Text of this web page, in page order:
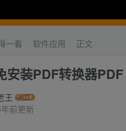
一看 软件应用 正文
安装PDF转换器PDF
王
前更新